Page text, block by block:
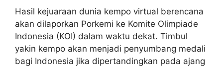
Hasil kejuaraan dunia kempo virtual berencana
akan dilaporkan Porkemi ke Komite Olimpiade
Indonesia (KOI) dalam waktu dekat. Timbul
yakin kempo akan menjadi penyumbang medali
bagi Indonesia jika dipertandingkan pada ajang